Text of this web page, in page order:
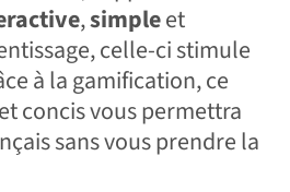
,simpleet
celle-ci stimule
à la gamification, ce
concis vous permettra
sans vous prendre la